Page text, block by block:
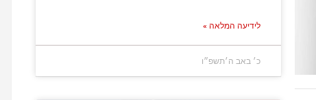
לידיעה המלאה »
כ׳ באב ה׳תשפ״ו